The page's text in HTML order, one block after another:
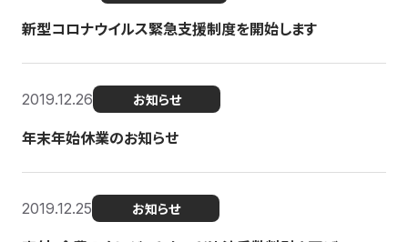
新型コロナウイルス緊急支援制度を開始します
2019.12.26 お知らせ
年末年始休業のお知らせ
2019.12.25 お知らせ